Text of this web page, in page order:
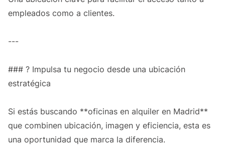
empleados como a clientes.
---
### ? Impulsa tu negocio desde una ubicación
estratégica
Si estás buscando **oficinas en alquiler en Madrid**
que combinen ubicación, imagen y eficiencia, esta es
una oportunidad que marca la diferencia.